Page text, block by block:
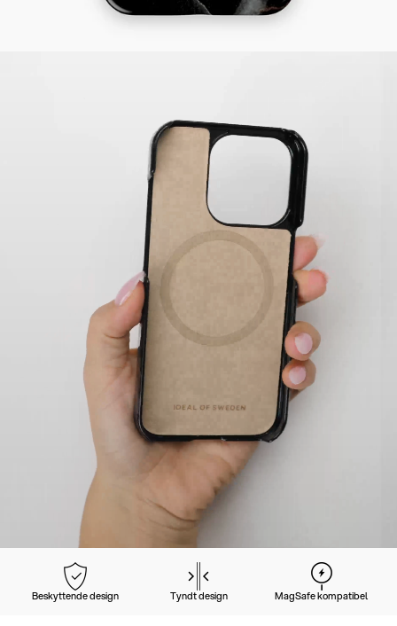
Beskyttende design Tyndt design MagSafe kompatibel